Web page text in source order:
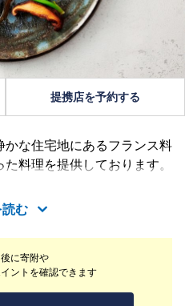
に寄附や
ントを確認できます
提携店を予約する
な住宅地にあるフランス料
料理を提供しております。
む